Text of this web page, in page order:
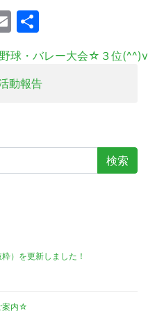
Email
球・バレー大会☆３位(^^)v
動報告
）を更新しました！
案内☆